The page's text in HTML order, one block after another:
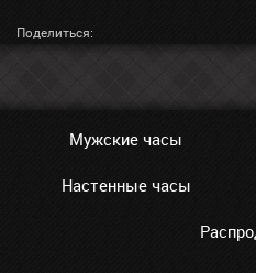
Поделиться:
Мужские часы
Настенные часы